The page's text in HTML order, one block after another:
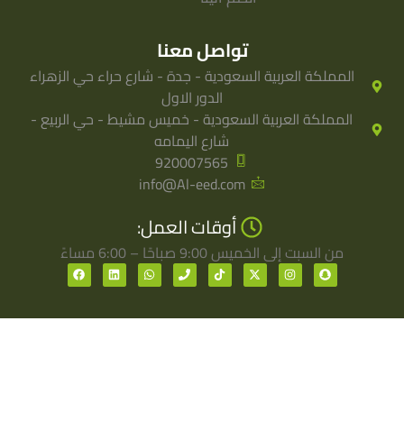
تواصل معنا
المملكة العربية السعودية - جدة - شارع حراء حي الزهراء
الدور الاول
المملكة العربية السعودية - خميس مشيط - حي الربيع -
شارع اليمامه
920007565
info@Al-eed.com
أوقات العمل:
من السبت إلى الخميس 9:00 صباحًا – 6:00 مساءً